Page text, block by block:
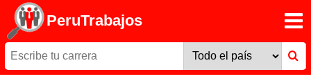
PeruTrabajos